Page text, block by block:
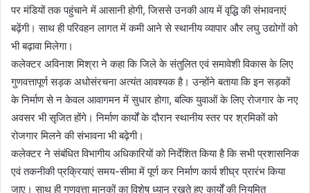
पर मंडियों तक पहुंचाने में आसानी होगी, जिससे उनकी आय में वृद्धि की संभावनाएं
बढ़ेंगी। साथ ही परिवहन लागत में कमी आने से स्थानीय व्यापार और लघु उद्योगों को
भी बढ़ावा मिलेगा।
कलेक्टर अविनाश मिश्रा ने कहा कि जिले के संतुलित एवं समावेशी विकास के लिए
गुणवत्तापूर्ण सड़क अधोसंरचना अत्यंत आवश्यक है। उन्होंने बताया कि इन सड़कों
के निर्माण से न केवल आवागमन में सुधार होगा, बल्कि युवाओं के लिए रोजगार के नए
अवसर भी सृजित होंगे। निर्माण कार्यों के दौरान स्थानीय स्तर पर श्रमिकों को
रोजगार मिलने की संभावना भी बढ़ेगी।
कलेक्टर ने संबंधित विभागीय अधिकारियों को निर्देशित किया है कि सभी प्रशासनिक
एवं तकनीकी प्रक्रियाएं समय-सीमा में पूर्ण कर निर्माण कार्य शीघ्र प्रारंभ किया
जाए। साथ ही गुणवत्ता मानकों का विशेष ध्यान रखते हुए कार्यों की नियमित